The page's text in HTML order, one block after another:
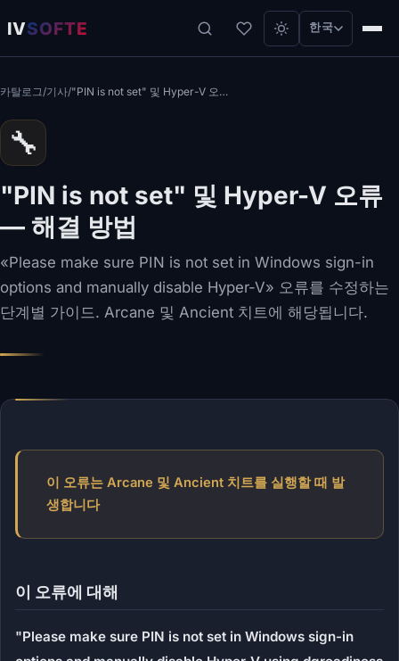
IVSOFTE 한국
카탈로그/기사/ "PIN is not set" 및 Hyper-V 오류 — 해결 방법
🔧
"PIN is not set" 및 Hyper-V 오류
— 해결 방법
«Please make sure PIN is not set in Windows sign-in
options and manually disable Hyper-V» 오류를 수정하는
단계별 가이드. Arcane 및 Ancient 치트에 해당됩니다.
이 오류는 Arcane 및 Ancient 치트를 실행할 때 발
생합니다
이 오류에 대해
"Please make sure PIN is not set in Windows sign-in